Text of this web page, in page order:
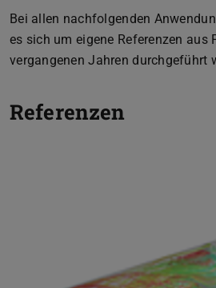
Bei allen nachfolgenden
es sich um eigene Referenzen aus
vergangenen Jahren durchgeführt
Referenzen